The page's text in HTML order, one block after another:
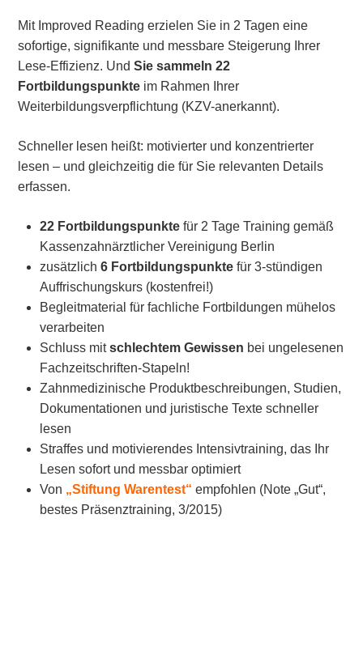
Mit Improved Reading erzielen Sie in 2 Tagen eine
sofortige, signifikante und messbare Steigerung Ihrer
Lese-Effizienz. UndSie sammeln 22
Fortbildungspunkte im Rahmen Ihrer
Weiterbildungsverpflichtung (KZV-anerkannt).
Schneller lesen heißt: motivierter und konzentrierter
lesen – und gleichzeitig die für Sie relevanten Details
erfassen.
22 Fortbildungspunktefür 2 Tage Training gemäß
Kassenzahnärztlicher Vereinigung Berlin
zusätzlich 6 Fortbildungspunktefür 3-stündigen
Auffrischungskurs (kostenfrei!)
Begleitmaterial für fachliche Fortbildungen mühelos
verarbeiten
Schluss mitschlechtem Gewissen bei ungelesenen
Fachzeitschriften-Stapeln!
Zahnmedizinische Produktbeschreibungen, Studien,
Dokumentationen und juristische Texte schneller
lesen
Straffes und motivierendes Intensivtraining, das Ihr
Lesen sofort und messbar optimiert
Von „Stiftung Warentest“ empfohlen (Note „Gut“,
bestes Präsenztraining, 3/2015)